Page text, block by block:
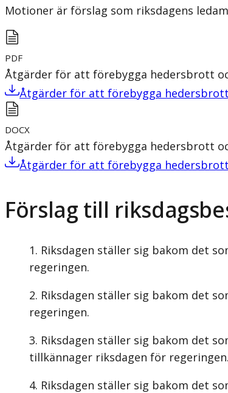
Motioner är förslag som riksdagens
PDF
Åtgärder för att förebygga hedersbrott
Åtgärder för att förebygga
DOCX
Åtgärder för att förebygga hedersbrott
Åtgärder för att förebygga
Förslag till
Riksdagen ställer sig bakom det
regeringen.
Riksdagen ställer sig bakom det
regeringen.
Riksdagen ställer sig bakom det
tillkännager riksdagen för regeringen.
Riksdagen ställer sig bakom det